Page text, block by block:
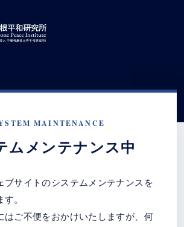
MAINTENANCE
ムメンテナンス中
ブサイトのシステムメンテナンスを
。
はご不便をおかけいたしますが、何